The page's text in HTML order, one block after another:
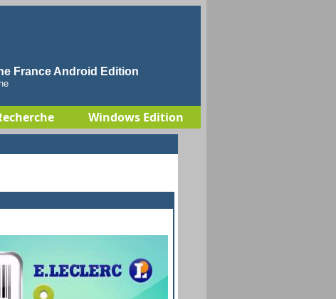
France Android Edition
Windows Edition